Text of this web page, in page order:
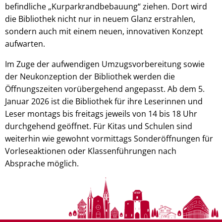
befindliche „Kurparkrandbebauung“ ziehen. Dort wird
die Bibliothek nicht nur in neuem Glanz erstrahlen,
sondern auch mit einem neuen, innovativen Konzept
aufwarten.
Im Zuge der aufwendigen Umzugsvorbereitung sowie
der Neukonzeption der Bibliothek werden die
Öffnungszeiten vorübergehend angepasst. Ab dem 5.
Januar 2026 ist die Bibliothek für ihre Leserinnen und
Leser montags bis freitags jeweils von 14 bis 18 Uhr
durchgehend geöffnet. Für Kitas und Schulen sind
weiterhin wie gewohnt vormittags Sonderöffnungen für
Vorleseaktionen oder Klassenführungen nach
Absprache möglich.